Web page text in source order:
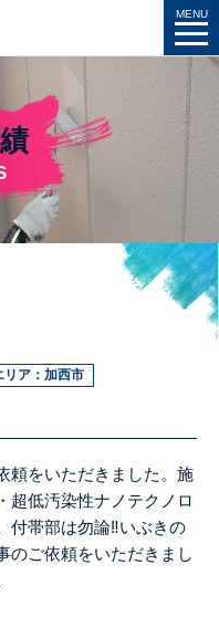
リア：加西市
頼をいただきました。施
超低汚染性ナノテクノロ
付帯部は勿論‼いぶきの
のご依頼をいただきまし